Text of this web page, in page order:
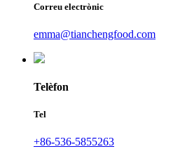
Correu electrònic
emma@tianchengfood.com
Telèfon
Tel
+86-536-5855263